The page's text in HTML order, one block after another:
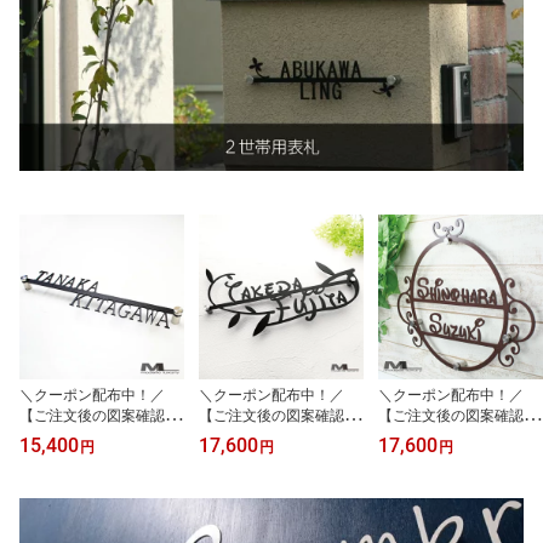
設置簡単 シール おしゃ
れ 切り文字 国内生産 日
本製
しゃれ 切り文字 ローマ
字 直貼り 日本製 機能門
わいい 切り文字 シール
貼り付け 国内生産 日本
製
＼クーポン配布中！／
【ご注文後の図案確認あ
り！】表札 ステンレス
【二世帯用表札】3mm厚
で合わせやすい アイアン
調 ネームプレート 戸建
て おしゃれ 切り文字 ロ
15,400円
＼クーポン配布中！／
【ご注文後の図案確認あ
り！】表札 ステンレス
【リーフ・二世帯用】3
5cmの存在感あるデザイ
ン アイアン調 ネームプ
レート 戸建て おしゃれ
17,600円
＼クーポン配布中！／
【ご注文後の図案確認あ
り！】表札 ステンレス 2
世帯表札【エレガント・
住宅用 アンティークなデ
ザイン アイアン調ステン
レス表札 国内生産 日本
17,600円